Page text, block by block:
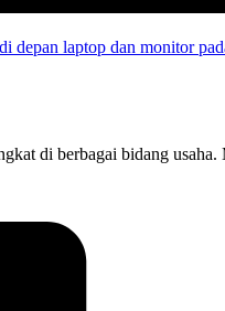
di berbagai bidang